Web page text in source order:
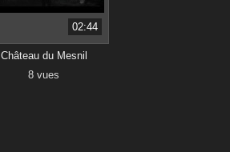
02:44
Château du Mesnil
8 vues